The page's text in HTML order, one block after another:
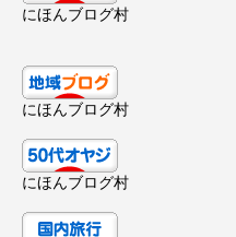
にほんブログ村
にほんブログ村
にほんブログ村